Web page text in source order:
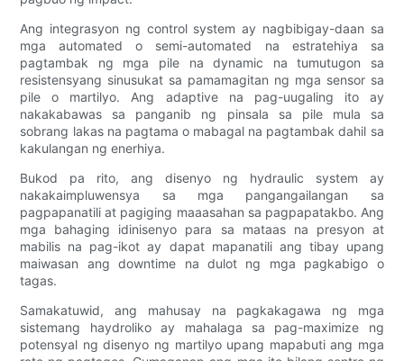
Ang integrasyon ng control system ay nagbibigay-daan sa
mga automated o semi-automated na estratehiya sa
pagtambak ng mga pile na dynamic na tumutugon sa
resistensyang sinusukat sa pamamagitan ng mga sensor sa
pile o martilyo. Ang adaptive na pag-uugaling ito ay
nakakabawas sa panganib ng pinsala sa pile mula sa
sobrang lakas na pagtama o mabagal na pagtambak dahil sa
kakulangan ng enerhiya.
Bukod pa rito, ang disenyo ng hydraulic system ay
nakakaimpluwensya sa mga pangangailangan sa
pagpapanatili at pagiging maaasahan sa pagpapatakbo. Ang
mga bahaging idinisenyo para sa mataas na presyon at
mabilis na pag-ikot ay dapat mapanatili ang tibay upang
maiwasan ang downtime na dulot ng mga pagkabigo o
tagas.
Samakatuwid, ang mahusay na pagkakagawa ng mga
sistemang haydroliko ay mahalaga sa pag-maximize ng
potensyal ng disenyo ng martilyo upang mapabuti ang mga